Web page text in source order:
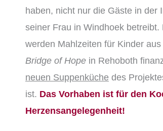
haben, nicht nur die Gäste in der
seiner Frau in Windhoek
werden Mahlzeiten für Kinder
Bridge of Hope in Rehoboth
neuen Suppenküche des
ist. Das Vorhaben ist für den
Herzensangelegenheit!